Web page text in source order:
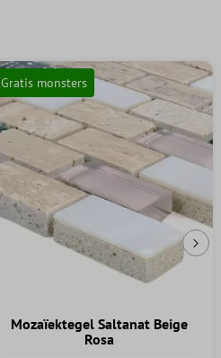
Gratis monsters
Mozaïektegel Saltanat Beige
Rosa